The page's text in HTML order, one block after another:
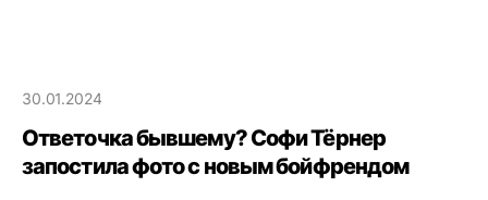
30.01.2024
Ответочка бывшему? Софи Тёрнер
запостила фото с новым бойфрендом